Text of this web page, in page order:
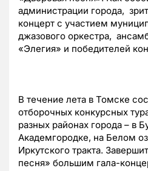
администрации города,
концерт с участием
джазового оркестра,
«Элегия» и победителей
В течение лета в Томске
отборочных конкурсных
разных районах города – в
Академгородке, на Белом
Иркутского тракта.
песня» большим гала-